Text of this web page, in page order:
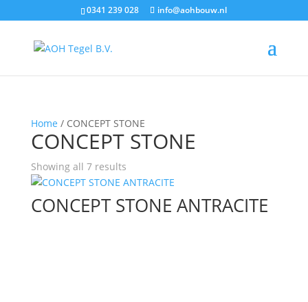
0341 239 028 info@aohbouw.nl
Home / CONCEPT STONE
CONCEPT STONE
Showing all 7 results
CONCEPT STONE ANTRACITE